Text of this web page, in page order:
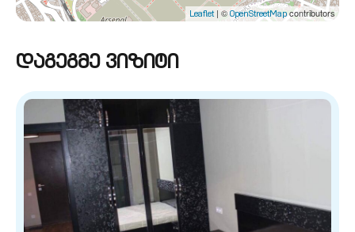
Leaflet| ©OpenStreetMapcontributors
დაგეგმე ვიზიტი